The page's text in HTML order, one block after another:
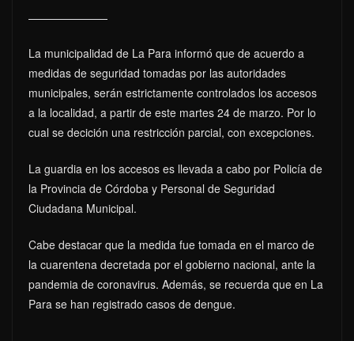
La municipalidad de La Para informó que de acuerdo a
medidas de seguridad tomadas por las autoridades
municipales, serán estrictamente controlados los accesos
a la localidad, a partir de este martes 24 de marzo. Por lo
cual se decición una restricción parcial, con excepciones.
La guardia en los accesos es llevada a cabo por Policía de
la Provincia de Córdoba y Personal de Seguridad
Ciudadana Municipal.
Cabe destacar que la medida fue tomada en el marco de
la cuarentena decretada por el gobierno nacional, ante la
pandemia de coronavirus. Además, se recuerda que en La
Para se han registrado casos de dengue.